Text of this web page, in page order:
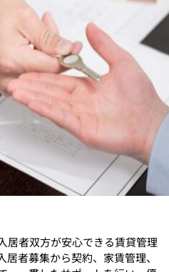
居者双方が安心できる賃貸管理
者募集から契約、家賃管理、